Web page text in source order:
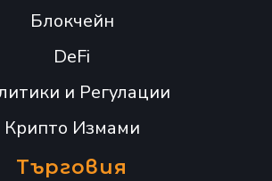
Блокчейн
DeFi
и Регулации
Крипто Измами
Търговия